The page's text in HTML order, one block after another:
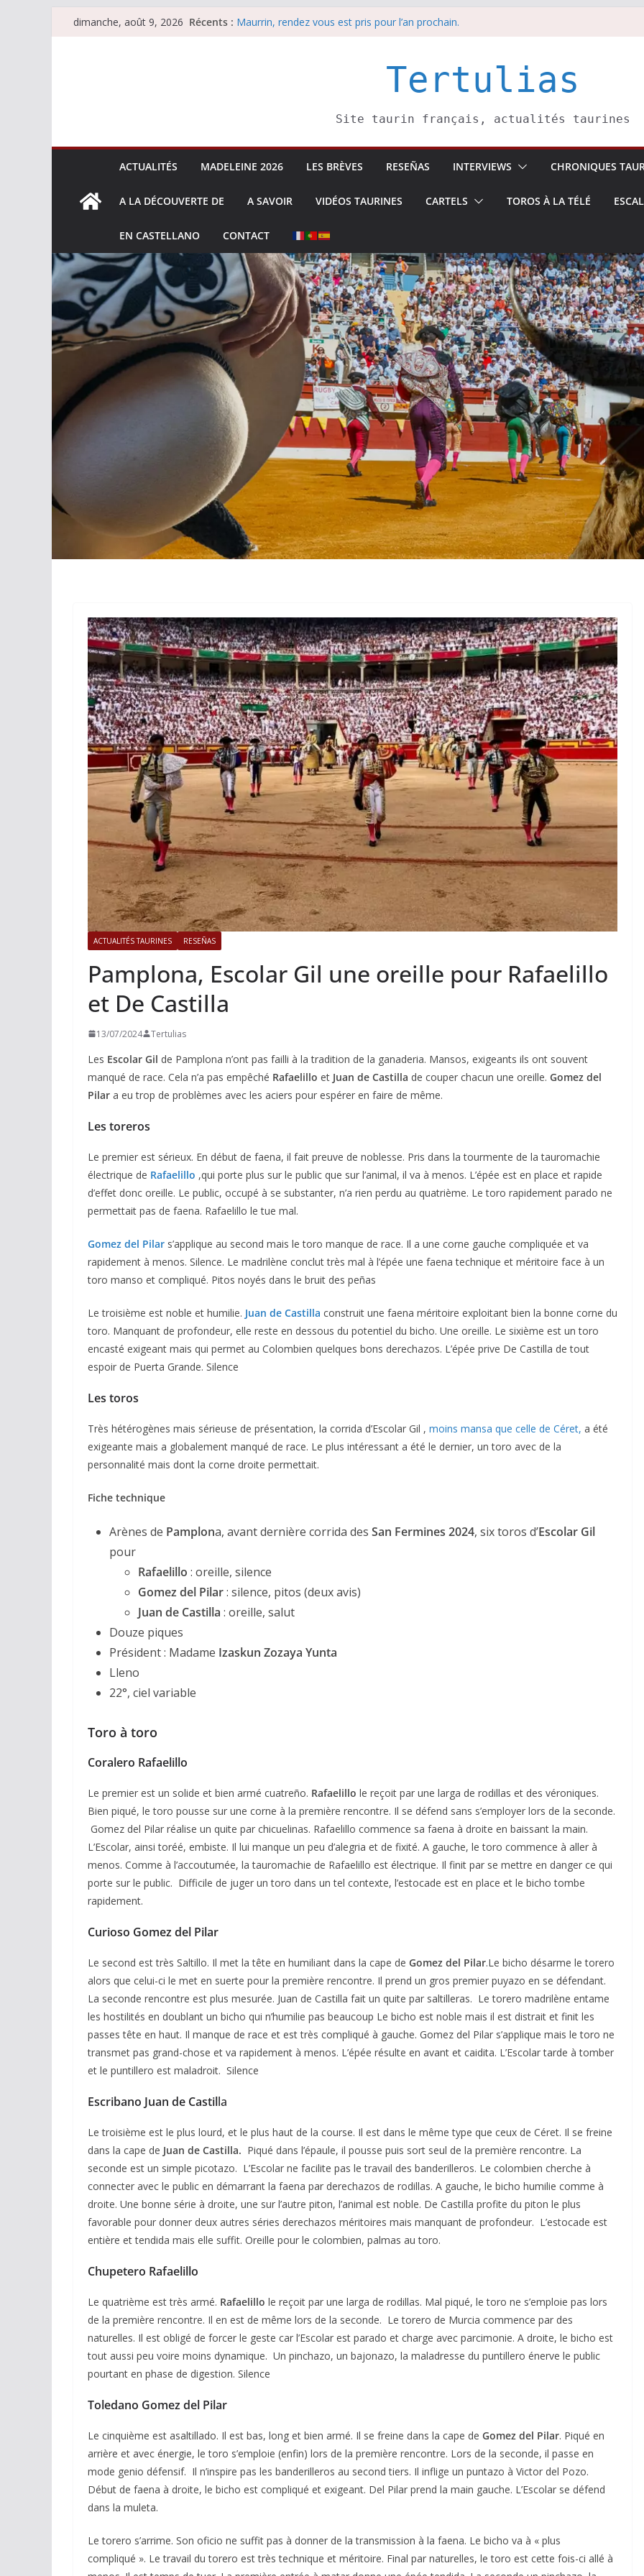
Passerdimanche, août 9, 2026 Récents : Maurrin, rendez vous est pris pour l’an prochain.
Parentis, La Golosina: une première étapeTertulias
Site taurin français, actualités taurines
ACTUALITÉS MADELEINE 2026 LES BRÈVES RESEÑAS INTERVIEWS CHRONIQUES
A LA DÉCOUVERTE DE A SAVOIR VIDÉOS TAURINES CARTELS TOROS À LA TÉLÉ
EN CASTELLANO CONTACT
ACTUALITÉS TAURINES RESEÑAS
Pamplona, Escolar Gil une oreille pour Rafaelillo
et De Castilla
13/07/2024 Tertulias
Les Escolar Gil de Pamplona n’ont pas failli à la tradition de la ganaderia. Mansos, exigeants ils ont souvent
manqué de race. Cela n’a pas empêché Rafaelillo et Juan de Castilla de couper chacun une oreille. Gomez del
Pilar a eu trop de problèmes avec les aciers pour espérer en faire de même.
Les toreros
Le premier est sérieux. En début de faena, il fait preuve de noblesse. Pris dans la tourmente de la tauromachie
électrique de Rafaelillo ,qui porte plus sur le public que sur l’animal, il va à menos. L’épée est en place et rapide
d’effet donc oreille. Le public, occupé à se substanter, n’a rien perdu au quatrième. Le toro rapidement parado ne
permettait pas de faena. Rafaelillo le tue mal.
Gomez del Pilar s’applique au second mais le toro manque de race. Il a une corne gauche compliquée et va
rapidement à menos. Silence. Le madrilène conclut très mal à l’épée une faena technique et méritoire face à un
toro manso et compliqué. Pitos noyés dans le bruit des peñas
Le troisième est noble et humilie. Juan de Castilla construit une faena méritoire exploitant bien la bonne corne du
toro. Manquant de profondeur, elle reste en dessous du potentiel du bicho. Une oreille. Le sixième est un toro
encasté exigeant mais qui permet au Colombien quelques bons derechazos. L’épée prive De Castilla de tout
espoir de Puerta Grande. Silence
Les toros
Très hétérogènes mais sérieuse de présentation, la corrida d’Escolar Gil , moins mansa que celle de Céret, a été
exigeante mais a globalement manqué de race. Le plus intéressant a été le dernier, un toro avec de la
personnalité mais dont la corne droite permettait.
Fiche technique
Arènes de Pamplona, avant dernière corrida des San Fermines 2024, six toros d’Escolar Gil
pour
Rafaelillo : oreille, silence
Gomez del Pilar: silence, pitos (deux avis)
Juan de Castilla : oreille, salut
Douze piques
Président : Madame Izaskun Zozaya Yunta
Lleno
22°, ciel variable
Toro à toro
Coralero Rafaelillo
Le premier est un solide et bien armé cuatreño. Rafaelillo le reçoit par une larga de rodillas et des véroniques.
Bien piqué, le toro pousse sur une corne à la première rencontre. Il se défend sans s’employer lors de la seconde.
Gomez del Pilar réalise un quite par chicuelinas. Rafaelillo commence sa faena à droite en baissant la main.
L’Escolar, ainsi toréé, embiste. Il lui manque un peu d’alegria et de fixité. A gauche, le toro commence à aller à
menos. Comme à l’accoutumée, la tauromachie de Rafaelillo est électrique. Il finit par se mettre en danger ce qui
porte sur le public. Difficile de juger un toro dans un tel contexte, l’estocade est en place et le bicho tombe
rapidement.
Curioso Gomez del Pilar
Le second est très Saltillo. Il met la tête en humiliant dans la cape de Gomez del Pilar.Le bicho désarme le torero
alors que celui-ci le met en suerte pour la première rencontre. Il prend un gros premier puyazo en se défendant.
La seconde rencontre est plus mesurée. Juan de Castilla fait un quite par saltilleras. Le torero madrilène entame
les hostilités en doublant un bicho qui n’humilie pas beaucoup Le bicho est noble mais il est distrait et finit les
passes tête en haut. Il manque de race et est très compliqué à gauche. Gomez del Pilar s’applique mais le toro ne
transmet pas grand-chose et va rapidement à menos. L’épée résulte en avant et caidita. L’Escolar tarde à tomber
et le puntillero est maladroit. Silence
Escribano Juan de Castilla
Le troisième est le plus lourd, et le plus haut de la course. Il est dans le même type que ceux de Céret. Il se freine
dans la cape de Juan de Castilla. Piqué dans l’épaule, il pousse puis sort seul de la première rencontre. La
seconde est un simple picotazo. L’Escolar ne facilite pas le travail des banderilleros. Le colombien cherche à
connecter avec le public en démarrant la faena par derechazos de rodillas. A gauche, le bicho humilie comme à
droite. Une bonne série à droite, une sur l’autre piton, l’animal est noble. De Castilla profite du piton le plus
favorable pour donner deux autres séries derechazos méritoires mais manquant de profondeur. L’estocade est
entière et tendida mais elle suffit. Oreille pour le colombien, palmas au toro.
Chupetero Rafaelillo
Le quatrième est très armé. Rafaelillo le reçoit par une larga de rodillas. Mal piqué, le toro ne s’emploie pas lors
de la première rencontre. Il en est de même lors de la seconde. Le torero de Murcia commence par des
naturelles. Il est obligé de forcer le geste car l’Escolar est parado et charge avec parcimonie. A droite, le bicho est
tout aussi peu voire moins dynamique. Un pinchazo, un bajonazo, la maladresse du puntillero énerve le public
pourtant en phase de digestion. Silence
Toledano Gomez del Pilar
Le cinquième est asaltillado. Il est bas, long et bien armé. Il se freine dans la cape de Gomez del Pilar. Piqué en
arrière et avec énergie, le toro s’emploie (enfin) lors de la première rencontre. Lors de la seconde, il passe en
mode genio défensif. Il n’inspire pas les banderilleros au second tiers. Il inflige un puntazo à Victor del Pozo.
Début de faena à droite, le bicho est compliqué et exigeant. Del Pilar prend la main gauche. L’Escolar se défend
dans la muleta.
Le torero s’arrime. Son oficio ne suffit pas à donner de la transmission à la faena. Le bicho va à « plus
compliqué ». Le travail du torero est très technique et méritoire. Final par naturelles, le toro est cette fois-ci allé à
ACTUALITÉS TAURINES PHOTOS TAURINES 2026
Istres, l’ouverture en
photos
19/06/2026 Tertulias
ACTUALITÉS TAURINES PHOTOS TAURINES 2026
Bayonne, la corrida des
fêtes en photos
17/07/2026 Tertulias
CHRONIQUES TAURINES 2026
Arles : au seuil des
02/04/2026
CHRONIQUES TAURINES 2026
Istres : la feria des
18/06/2026